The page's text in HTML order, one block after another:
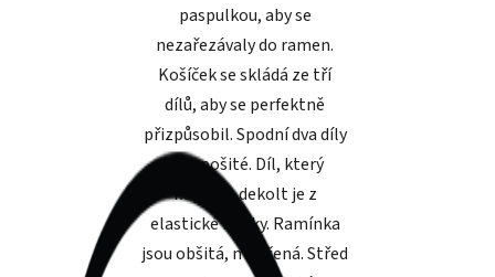
paspulkou, aby se
nezařezávaly do ramen.
Košíček se skládá ze tří
dílů, aby se perfektně
přizpůsobil. Spodní dva díly
jsou pošité. Díl, který
kopíruje dekolt je z
elastické krajky. Ramínka
jsou obšitá, měkčená. Střed